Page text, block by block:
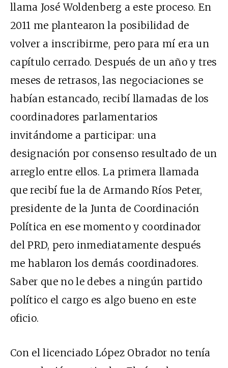
llama José Woldenberg a este proceso. En
2011 me plantearon la posibilidad de
volver a inscribirme, pero para mí era un
capítulo cerrado. Después de un año y tres
meses de retrasos, las negociaciones se
habían estancado, recibí llamadas de los
coordinadores parlamentarios
invitándome a participar: una
designación por consenso resultado de un
arreglo entre ellos. La primera llamada
que recibí fue la de Armando Ríos Peter,
presidente de la Junta de Coordinación
Política en ese momento y coordinador
del PRD, pero inmediatamente después
me hablaron los demás coordinadores.
Saber que no le debes a ningún partido
político el cargo es algo bueno en este
oficio.
Con el licenciado López Obrador no tenía